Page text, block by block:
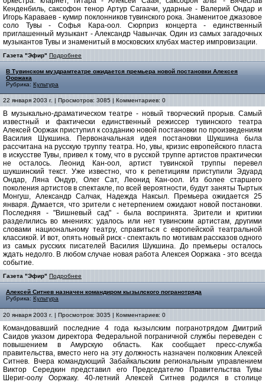
Кенденбиль, саксофон тенор Артур Сагаачи, ударные - Валерий Ондар и
Игорь Караваев - кумир поклонников тувинского рока. Знаменитое джазовое
соло Тувы - Софья Кара-оол. Сюрприз концерта - единственный
приглашенный музыкант - Александр Чавынчак. Один из самых загадочных
музыкантов Тувы и знаменитый в московских клубах мастер импровизации.
Газета "Эфир" Подробнее
В Тувинском муздрамтеатре ожидается премьера новой постановки Алексея
Ооржака
Рубрика: Культура
22 января 2003 г. | Просмотров: 3085 | Комментариев: 0
В музыкально-драматическом театре - новый творческий прорыв. Самый
известный и фактически единственный режиссер тувинского театра
Алексей Ооржак приступил к созданию новой постановки по произведениям
Василия Шукшина. Первоначальная идея постановки Шукшина была
рассчитана на русскую труппу театра. Но, увы, кризис европейского пласта
в искусстве Тувы, привел к тому, что в русской труппе артистов практически
не осталось. Леонид Кан-оол, артист тувинской труппы перевел
шукшинский текст. Уже известно, что к репетициям приступили Эдуард
Ондар, Ляна Ондур, Олег Сат, Леонид Кан-оол. Из более старшего
поколения артистов в спектакле, по всей вероятности, будут заняты Тыртык
Монгуш, Александр Салчак, Надежда Наксыл. Премьера ожидается 25
января. Думается, что зрители с нетерпением ожидают новой постановки.
Последняя - "Вишневый сад" - была воспринята. Зрители и критики
разделились во мнениях: удалось или нет тувинским артистам, другими
словами национальному театру, справиться с европейской театральной
классикой. И вот, опять новый риск - спектакль по мотивам рассказов одного
из самых русских писателей Василия Шукшина. До премьеры осталось
ждать недолго. В любом случае новая работа Алексея Ооржака - это всегда
событие.
Газета "Эфир" Подробнее
Алексей Ситнев назначен командиром кызылского погранотряда
Рубрика: Культура
20 января 2003 г. | Просмотров: 3035 | Комментариев: 0
Командовавший последние 4 года кызылским погранотрядом Дмитрий
Саидов указом директора Федеральной пограничной службы переведен с
повышением в Амурскую область. Как сообщает пресс-служба
правительства, вместо него на эту должность назначен полковник Алексей
Ситнев. Вчера командующий Забайкальским региональным управлением
Виктор Середкин представил его Председателю Правительства Тувы
Шериг-оолу Ооржаку. 40-летний Алексей Ситнев родился в столице